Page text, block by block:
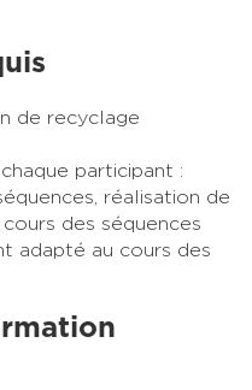
de recyclage
participant :
réalisation de
des séquences
adapté au cours des